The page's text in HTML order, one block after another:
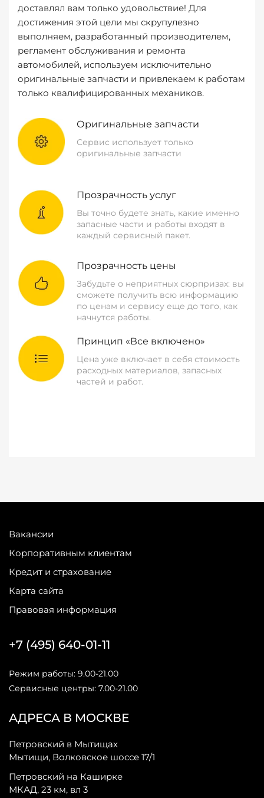
доставлял вам только удовольствие! Для
достижения этой цели мы скрупулезно
выполняем, разработанный производителем,
регламент обслуживания и ремонта
автомобилей, используем исключительно
оригинальные запчасти и привлекаем к работам
только квалифицированных механиков.
Оригинальные запчасти
Сервис использует только
оригинальные запчасти
Прозрачность услуг
Вы точно будете знать, какие именно
запасные части и работы входят в
каждый сервисный пакет.
Прозрачность цены
Забудьте о неприятных сюрпризах: вы
сможете получить всю информацию
по ценам и сервису еще до того, как
начнутся работы.
Принцип «Все включено»
Цена уже включает в себя стоимость
расходных материалов, запасных
частей и работ.
Вакансии
Корпоративным клиентам
Кредит и страхование
Карта сайта
Правовая информация
АДРЕСА В МОСКВЕ
Петровский в Мытищах
Мытищи, Волковское шоссе 17/1
Петровский на Каширке
МКАД, 23 км, вл 3
+7 (495) 640-01-11
Режим работы: 9.00-21.00
Сервисные центры: 7.00-21.00